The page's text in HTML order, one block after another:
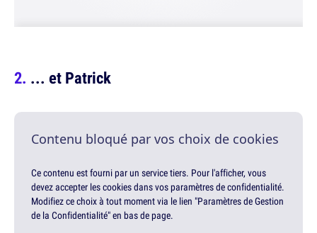
... et Patrick
Contenu bloqué par vos choix de cookies
Ce contenu est fourni par un service tiers. Pour l'afficher, vous
devez accepter les cookies dans vos paramètres de confidentialité.
Modifiez ce choix à tout moment via le lien "Paramètres de Gestion
de la Confidentialité" en bas de page.